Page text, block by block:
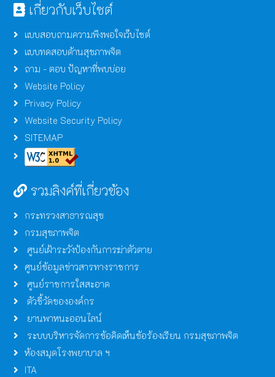
เกี่ยวกับเว็บไซต์
แบบสอบถามความพึงพอใจเว็บไซต์
แบบทดสอบด้านสุขภาพจิต
ถาม - ตอบ ปัญหาที่พบบ่อย
Website Policy
Privacy Policy
Website Security Policy
SITEMAP
รวมลิงค์ที่เกี่ยวข้อง
กระทรวงสาธารณสุข
กรมสุขภาพจิต
ศูนย์เฝ้าระวังป้องกันการฆ่าตัวตาย
ศูนย์ข้อมูลข่าวสารทางราชการ
ศูนย์ราชการใสสะอาด
ตัวชี้วัดขององค์กร
ยานพาหนะออนไลน์
ระบบบริหารจัดการข้อคิดเห็นข้อร้องเรียน กรมสุขภาพจิต
ห้องสมุดโรงพยาบาล ฯ
ITA